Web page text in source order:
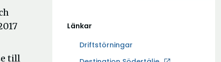
Länkar
Driftstörningar
till